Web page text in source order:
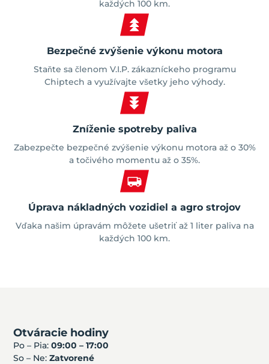
každých 100 km.
Bezpečné zvýšenie výkonu motora
Staňte sa členom V.I.P. zákazníckeho programu
Chiptech a využívajte všetky jeho výhody.
Zníženie spotreby paliva
Zabezpečte bezpečné zvýšenie výkonu motora až o 30%
a točivého momentu až o 35%.
Úprava nákladných vozidiel a agro strojov
Vďaka našim úpravám môžete ušetriť až 1 liter paliva na
každých 100 km.
Otváracie hodiny
Po – Pia:09:00 – 17:00
So – Ne:Zatvorené